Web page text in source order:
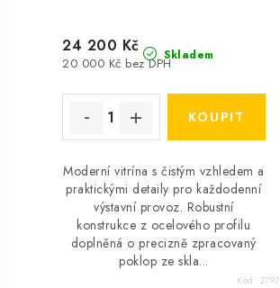
Skladem
20 000 Kč bez DPH
24 200 Kč
Moderní vitrína s čistým vzhledem a
praktickými detaily pro každodenní
výstavní provoz. Robustní
konstrukce z ocelového profilu
doplněná o precizně zpracovaný
poklop ze skla...
Kód: 2797